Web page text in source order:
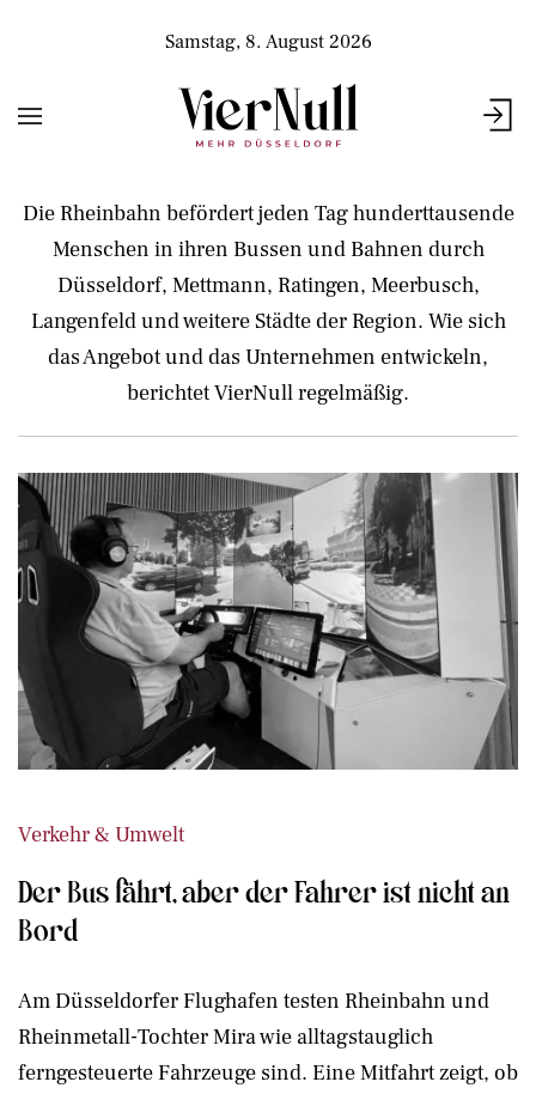
Samstag, 8. August 2026
Die Rheinbahn befördert jeden Tag hunderttausende
Menschen in ihren Bussen und Bahnen durch
Düsseldorf, Mettmann, Ratingen, Meerbusch,
Langenfeld und weitere Städte der Region. Wie sich
das Angebot und das Unternehmen entwickeln,
berichtet VierNull regelmäßig.
Verkehr & Umwelt
Der Bus fährt, aber der Fahrer ist nicht an
Bord
Am Düsseldorfer Flughafen testen Rheinbahn und
Rheinmetall-Tochter Mira wie alltagstauglich
ferngesteuerte Fahrzeuge sind. Eine Mitfahrt zeigt, ob